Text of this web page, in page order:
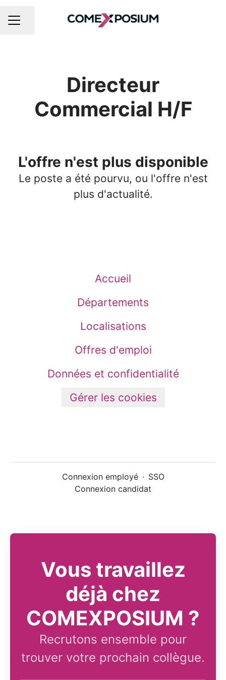
MENU CARRIÈRE
Partager la page
Directeur
Commercial H/F
L'offre n'est plus disponible
Le poste a été pourvu, ou l'offre n'est
plus d'actualité.
Accueil
Départements
Localisations
Offres d'emploi
Données et confidentialité
Gérer les cookies
Connexion employé · SSO
Connexion candidat
Vous travaillez
déjà chez
COMEXPOSIUM ?
Recrutons ensemble pour
trouver votre prochain collègue.